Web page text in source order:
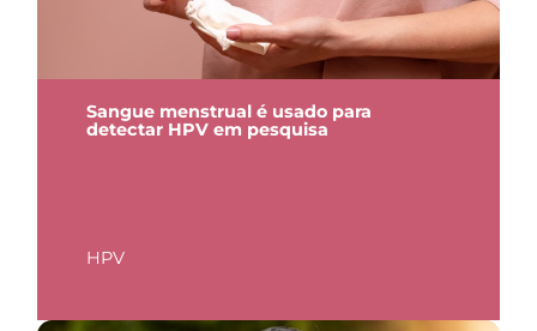
Sangue menstrual é usado para
detectar HPV em pesquisa
HPV